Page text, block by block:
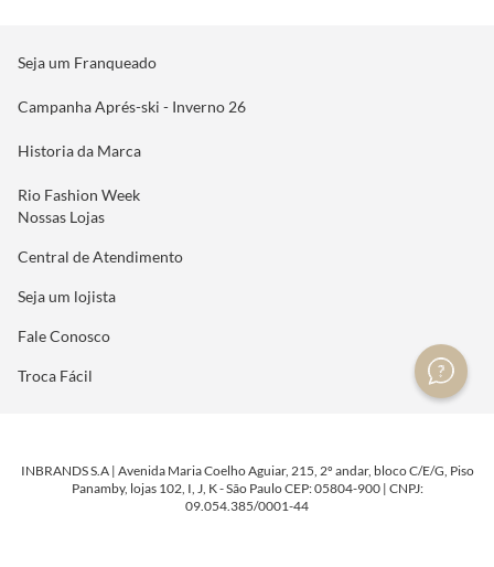
Seja um Franqueado
Campanha Aprés-ski - Inverno 26
Historia da Marca
Rio Fashion Week
Nossas Lojas
Central de Atendimento
Seja um lojista
Fale Conosco
Troca Fácil
INBRANDS S.A | Avenida Maria Coelho Aguiar, 215, 2º andar, bloco C/E/G, Piso
Panamby, lojas 102, I, J, K - São Paulo CEP: 05804-900 | CNPJ:
09.054.385/0001-44